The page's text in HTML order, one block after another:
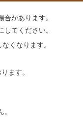
があります。
てください。
くなります。
ます。